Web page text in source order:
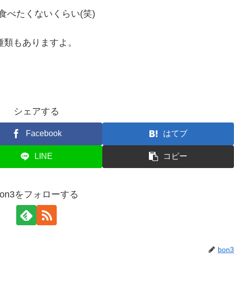
べたくないくらい(笑)
もありますよ。
シェアする
Facebook はてブ
LINE コピー
をフォローする
bon3